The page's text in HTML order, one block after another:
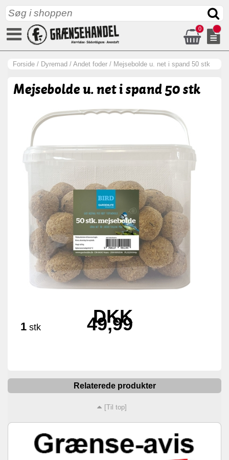
0
Forside / Dyremad / Andet foder / Mejsebolde u. net i spand 50 stk
Mejsebolde u. net i spand 50 stk
1 stk
DKK
49,99
Relaterede produkter
[Til top]